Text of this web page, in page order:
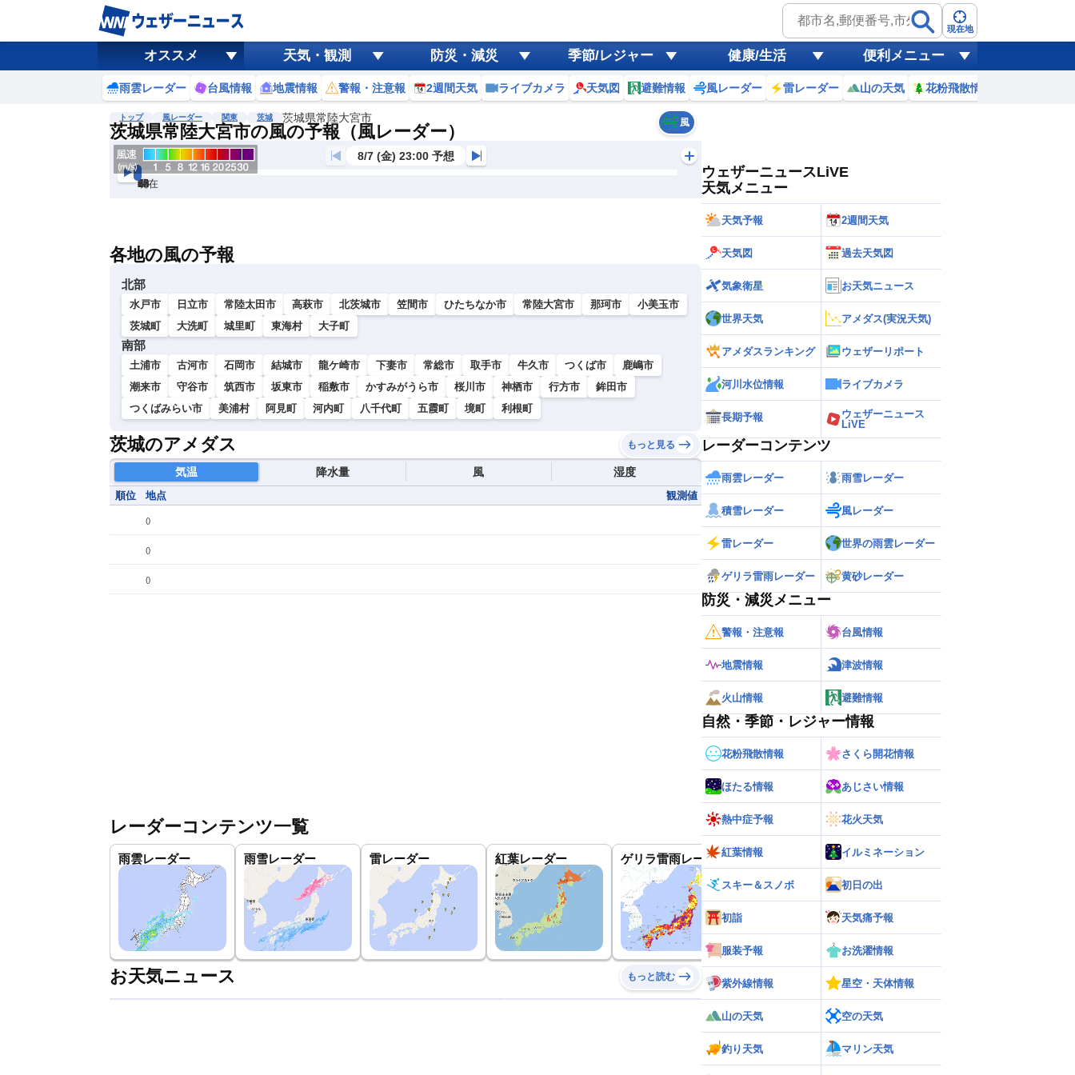
現在地
オススメ 天気・観測 防災・減災 季節/レジャー 健康/生活 便利メニュー
雨雲レーダー 台風情報 地震情報 警報・注意報 2週間天気 ライブカメラ 天気図 避難情報 風レーダー 雷レーダー 山の天気 花粉飛散情報
トップ 風レーダー 関東 茨城 茨城県常陸大宮市
茨城県常陸大宮市の風の予報（風レーダー） 風
風
黄砂
天気 台風
8/7 (金) 23:00 予想
現在
6h
12
24
36
48
60
72
各地の風の予報
北部
水戸市 日立市 常陸太田市 高萩市 北茨城市 笠間市 ひたちなか市 常陸大宮市 那珂市
小美玉市
茨城町
大洗町 城里町 東海村 大子町
南部
土浦市 古河市 石岡市 結城市 龍ケ崎市 下妻市 常総市 取手市 牛久市 つくば市
鹿嶋市
潮来市
守谷市 筑西市 坂東市 稲敷市 かすみがうら市 桜川市 神栖市 行方市
鉾田市
つくばみらい市
美浦村 阿見町 河内町 八千代町 五霞町 境町 利根町
茨城のアメダス もっと見る
気温 降水量 風 湿度
順位 地点 観測値
()
()
()
レーダーコンテンツ一覧
雨雲レーダー 雨雪レーダー 雷レーダー 紅葉レーダー ゲリラ雷雨レーダー 世界の雨雲レーダー
お天気ニュース もっと読む
ウェザーニュースLiVE
天気メニュー
天気予報 2週間天気
天気図 過去天気図
気象衛星 お天気ニュース
世界天気 アメダス(実況天気)
アメダスランキング ウェザーリポート
河川水位情報 ライブカメラ
長期予報
ウェザーニュース
LiVE
レーダーコンテンツ
雨雲レーダー 雨雪レーダー
積雪レーダー 風レーダー
雷レーダー 世界の雨雲レーダー
ゲリラ雷雨レーダー 黄砂レーダー
防災・減災メニュー
警報・注意報 台風情報
地震情報 津波情報
火山情報 避難情報
自然・季節・レジャー情報
花粉飛散情報 さくら開花情報
ほたる情報 あじさい情報
熱中症予報 花火天気
紅葉情報 イルミネーション
スキー＆スノボ 初日の出
初詣 天気痛予報
服装予報 お洗濯情報
紫外線情報 星空・天体情報
山の天気 空の天気
釣り天気 マリン天気